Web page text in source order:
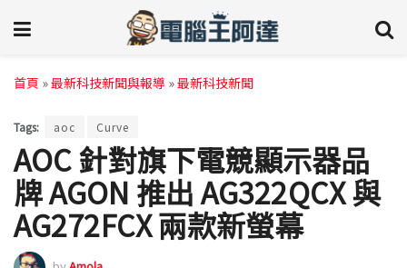
首頁 »最新科技新聞與報導 »最新科技新聞
Tags: aoc Curve
AOC 針對旗下電競顯示器品
牌 AGON 推出 AG322QCX 與
AG272FCX 兩款新螢幕